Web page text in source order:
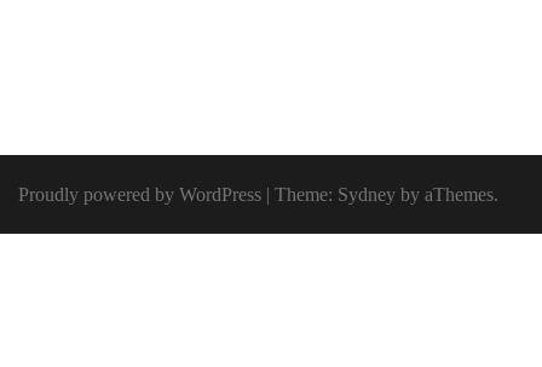
Proudly powered by WordPress | Theme: Sydney by aThemes.